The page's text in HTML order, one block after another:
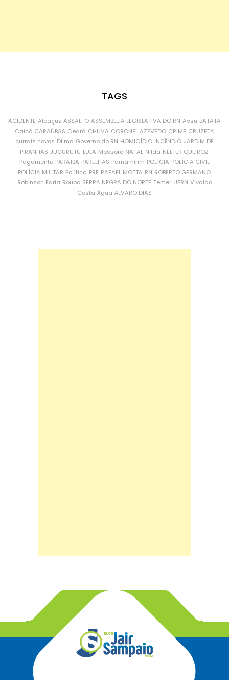
TAGS
ACIDENTE Alcaçuz ASSALTO ASSEMBLEIA LEGISLATIVA DO RN Assu BATATA
Caicó CARAÚBAS Ceará CHUVA CORONEL AZEVEDO CRIME CRUZETA
currais novos Dilma Governo do RN HOMICÍDIO INCÊNDIO JARDIM DE
PIRANHAS JUCURUTU LULA Mossoró NATAL Nilda NÉLTER QUEIROZ
Pagamento PARAÍBA PARELHAS Parnamirim POLÍCIA POLÍCIA CIVIL
POLÍCIA MILITAR Política PRF RAFAEL MOTTA RN ROBERTO GERMANO
Robinson Faria Roubo SERRA NEGRA DO NORTE Temer UFRN Vivaldo
Costa Água ÁLVARO DIAS